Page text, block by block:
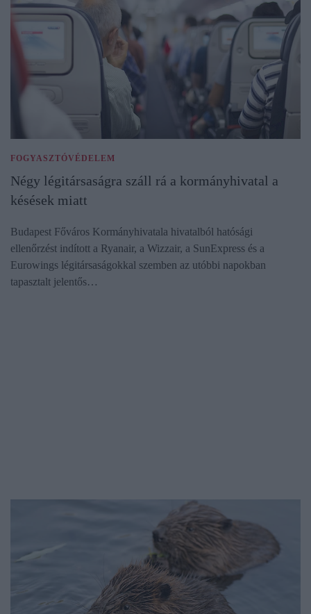
FOGYASZTÓVÉDELEM
Négy légitársaságra száll rá a kormányhivatal a
késések miatt
Budapest Főváros Kormányhivatala hivatalból hatósági
ellenőrzést indított a Ryanair, a Wizzair, a SunExpress és a
Eurowings légitársaságokkal szemben az utóbbi napokban
tapasztalt jelentős…